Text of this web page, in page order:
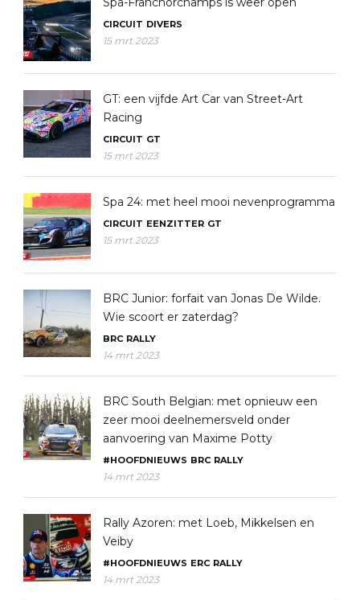
CIRCUIT DIVERS
15 mrt 2023
GT: een vijfde Art Car van Street-Art
Racing
CIRCUIT GT
15 mrt 2023
Spa 24: met heel mooi nevenprogramma
CIRCUIT EENZITTER GT
15 mrt 2023
BRC Junior: forfait van Jonas De Wilde.
Wie scoort er zaterdag?
BRC RALLY
14 mrt 2023
BRC South Belgian: met opnieuw een
zeer mooi deelnemersveld onder
aanvoering van Maxime Potty
#HOOFDNIEUWS BRC RALLY
14 mrt 2023
Rally Azoren: met Loeb, Mikkelsen en
Veiby
#HOOFDNIEUWS ERC RALLY
14 mrt 2023